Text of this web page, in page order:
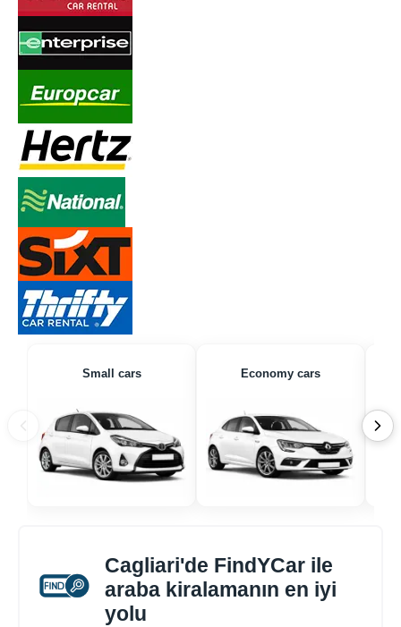
Small cars Economy cars
Cagliari'de FindYCar ile
araba kiralamanın en iyi
yolu